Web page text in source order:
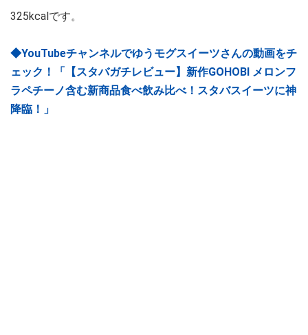
325kcalです。
◆YouTubeチャンネルでゆうモグスイーツさんの動画をチ
ェック！「【スタバガチレビュー】新作GOHOBI メロンフ
ラペチーノ含む新商品食べ飲み比べ！スタバスイーツに神
降臨！」